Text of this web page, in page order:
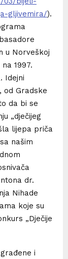
gljivemira/).
u Norveškoj
1997.
Idejni
od Gradske
da bi se
„dječijeg
lijepa priča
našim
dr.
Nihade
koje su
„Dječije
i